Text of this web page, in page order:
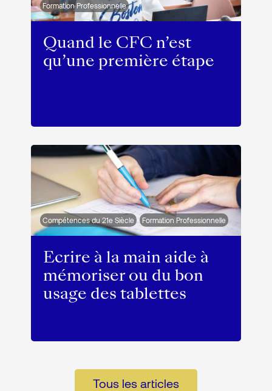
Formation Professionnelle
Quand le CFC n’est
qu’une première étape
Compétences du 21e Siècle Formation Professionnelle
Ecrire à la main aide à
mémoriser ou du bon
usage des tablettes
Tous les articles